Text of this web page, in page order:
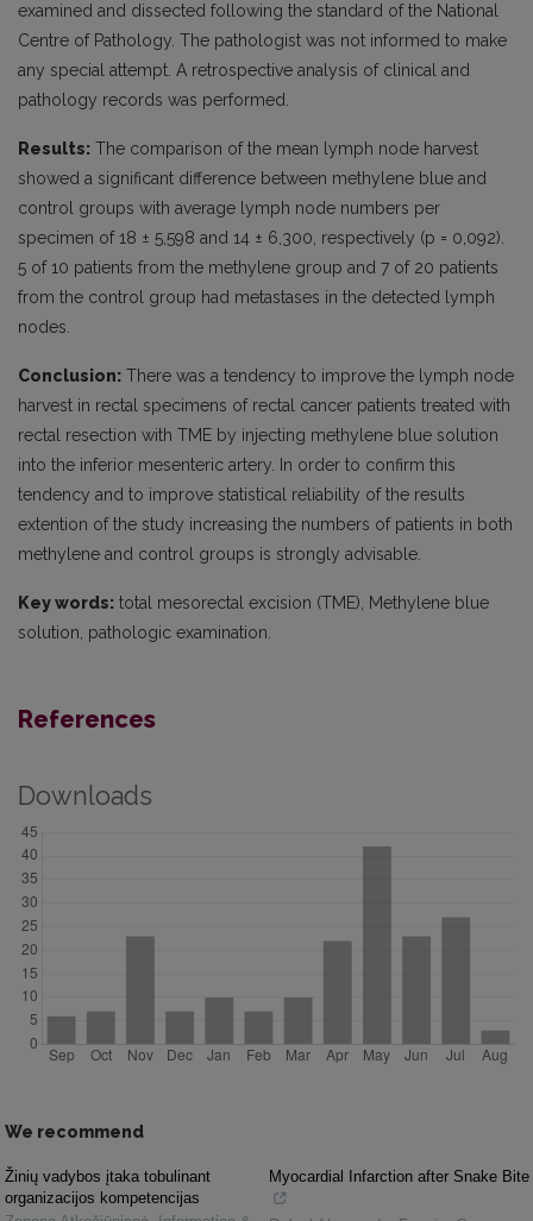
examined and dissected following the standard of the National
Centre of Pathology. The pathologist was not informed to make
any special attempt. A retrospective analysis of clinical and
pathology records was performed.
Results: The comparison of the mean lymph node harvest
showed a significant difference between methylene blue and
control groups with average lymph node numbers per
specimen of 18 ± 5,598 and 14 ± 6,300, respectively (p = 0,092).
5 of 10 patients from the methylene group and 7 of 20 patients
from the control group had metastases in the detected lymph
nodes.
Conclusion: There was a tendency to improve the lymph node
harvest in rectal specimens of rectal cancer patients treated with
rectal resection with TME by injecting methylene blue solution
into the inferior mesenteric artery. In order to confirm this
tendency and to improve statistical reliability of the results
extention of the study increasing the numbers of patients in both
methylene and control groups is strongly advisable.
Key words: total mesorectal excision (TME), Methylene blue
solution, pathologic examination.
References
Downloads
We recommend
Žinių vadybos įtaka tobulinant
organizacijos kompetencijas
Myocardial Infarction after Snake Bite